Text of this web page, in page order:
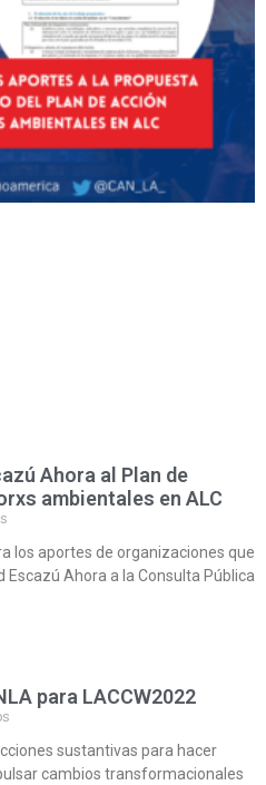
Ahora al Plan de
ambientales en ALC
los aportes de organizaciones que
Escazú Ahora a la Consulta Pública
para LACCW2022
sustantivas para hacer
cambios transformacionales